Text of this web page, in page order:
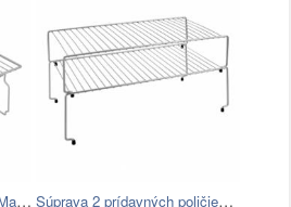
Prídavná polička Metaltex Magetotem, 37… Súprava 2 prídavných poličiek do…